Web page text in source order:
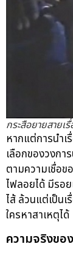
กระสือยายสายเ
หากแต่การนำเ
เลือกของวงกา
ตามความเชื่อข
ไฟลอยได้ มีรอย
ไส้ ล้วนแต่เป็น
ใครหาสาเหตุได้
ความจริงขอ